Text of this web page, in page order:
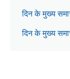
दिन के मुख्य
दिन के मुख्य